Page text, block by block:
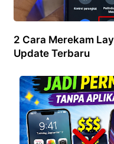
2 Cara Merekam
Update Terbaru